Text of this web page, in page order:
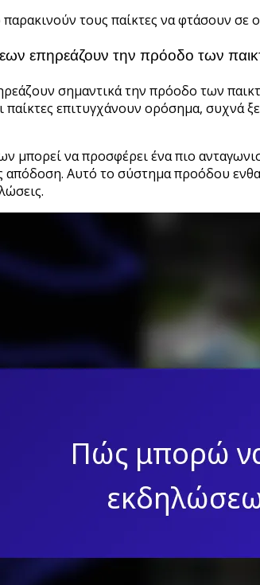
τους παίκτες να φτάσουν
επηρεάζουν την πρόοδο των
σημαντικά την πρόοδο των
επιτυγχάνουν ορόσημα, συχνά
μπορεί να προσφέρει ένα πιο
απόδοση. Αυτό το σύστημα προόδου